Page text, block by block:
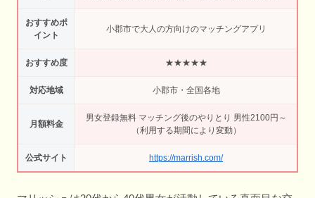
おすすめポ
イント
小郡市で大人の方向けのマッチングアプリ
おすすめ度 ★★★★★
対応地域 小郡市・全国各地
月額料金
男女登録無料 マッチング後のやりとり 男性2100円～
（利用する期間により変動）
公式サイト https://marrish.com/